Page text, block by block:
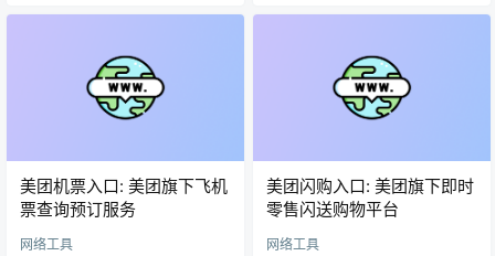
美团机票入口: 美团旗下飞机
票查询预订服务
网络工具
美团闪购入口: 美团旗下即时
零售闪送购物平台
网络工具